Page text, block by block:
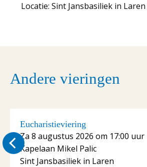
Locatie: Sint Jansbasiliek in Laren
Andere vieringen
Eucharistieviering
Za 8 augustus 2026 om 17:00 uur
Kapelaan Mikel Palic
Sint Jansbasiliek in Laren